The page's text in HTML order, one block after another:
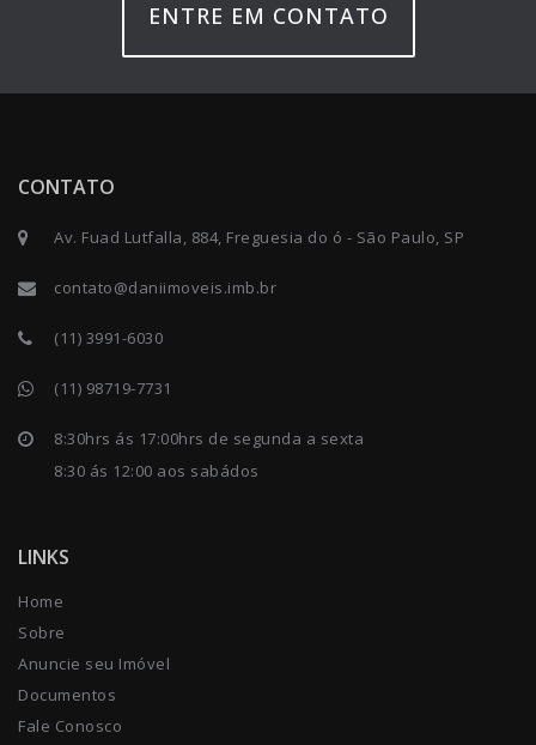
ENTRE EM CONTATO
CONTATO
Av. Fuad Lutfalla, 884, Freguesia do ó - São Paulo, SP
contato@daniimoveis.imb.br
(11) 3991-6030
(11) 98719-7731
8:30hrs ás 17:00hrs de segunda a sexta
8:30 ás 12:00 aos sabádos
LINKS
Home
Sobre
Anuncie seu Imóvel
Documentos
Fale Conosco